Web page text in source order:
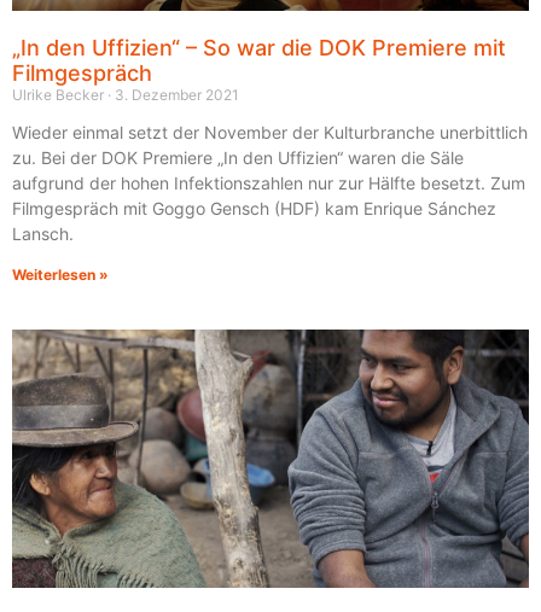
„In den Uffizien“ – So war die DOK Premiere mit
Filmgespräch
Ulrike Becker 3. Dezember 2021
Wieder einmal setzt der November der Kulturbranche unerbittlich
zu. Bei der DOK Premiere „In den Uffizien“ waren die Säle
aufgrund der hohen Infektionszahlen nur zur Hälfte besetzt. Zum
Filmgespräch mit Goggo Gensch (HDF) kam Enrique Sánchez
Lansch.
Weiterlesen »